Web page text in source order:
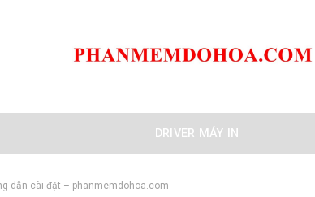
DRIVER MÁY IN
dẫn cài đặt – phanmemdohoa.com